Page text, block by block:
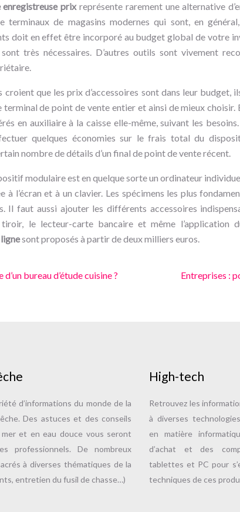
enregistreuse prixreprésente rarement une alternative
terminaux de magasins modernes qui sont, en
doit en effet être incorporé au budget global de votre
très nécessaires. D’autres outils sont vivement
croient que les prix d’accessoires sont dans leur budget,
terminal de point de vente entier et ainsi de mieux
en auxiliaire à la caisse elle-même, suivant les
quelques économies sur le frais total du
nombre de détails d’un final de point de vente récent.
modulaire est en quelque sorte un ordinateur
à l’écran et à un clavier. Les spécimens les plus
Il faut aussi ajouter les différents accessoires
tiroir, le lecteur-carte bancaire et même l’application
sont proposés à partir de deux milliers euros.
bureau d’étude cuisine ?
Entreprises :
d’informations du monde de la
Des astuces et des conseils
et en eau douce vous seront
professionnels. De nombreux
à diverses thématiques de la
entretien du fusil de chasse…)
High-tech
Retrouvez les
à diverses
en matière
d’achat et des
tablettes et PC pour
techniques de ces